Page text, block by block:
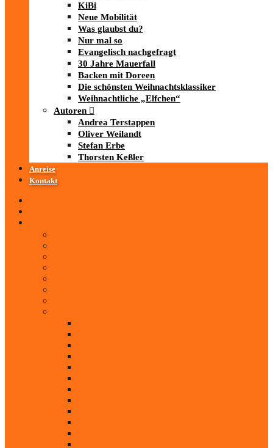
KiBi
Neue Mobilität
Was glaubst du?
Nur mal so
Evangelisch nachgefragt
30 Jahre Mauerfall
Backen mit Doreen
Die schönsten Weihnachtsklassiker
Weihnachtliche „Elfchen“
Autoren
Andrea Terstappen
Oliver Weilandt
Stefan Erbe
Thorsten Keßler
Anreise
Kontakt